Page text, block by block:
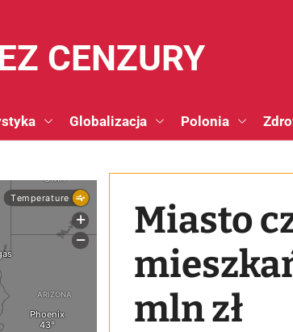
CENZURY
Globalizacja Polonia
Miasto
mln zł